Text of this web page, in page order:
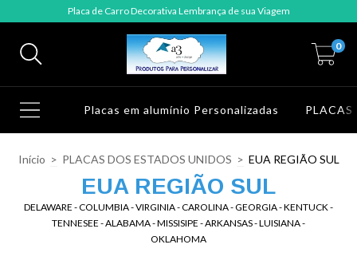
Placa de Carro Decorativa Lembrança de sua Viagem
0
Placas em alumínio Personalizadas PLACAS
Início > PLACAS DOS ESTADOS UNIDOS > EUA REGIÃO SUL
EUA REGIÃO SUL
DELAWARE - COLUMBIA - VIRGINIA - CAROLINA - GEORGIA - KENTUCK -
TENNESEE - ALABAMA - MISSISIPE - ARKANSAS - LUISIANA -
OKLAHOMA